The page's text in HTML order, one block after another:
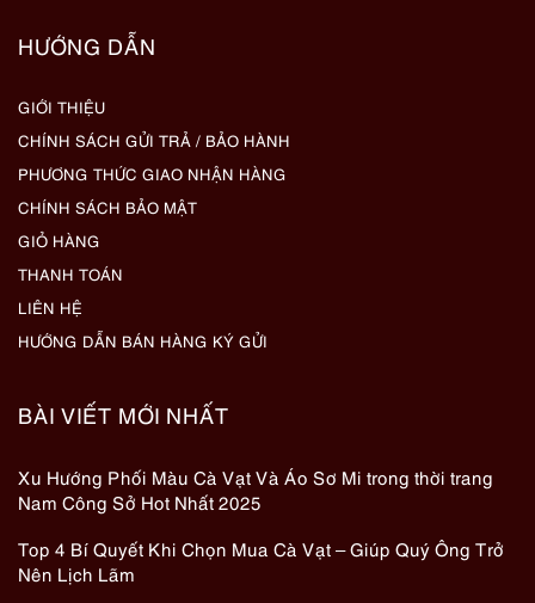
HƯỚNG DẪN
GIỚI THIỆU
CHÍNH SÁCH GỬI TRẢ / BẢO HÀNH
PHƯƠNG THỨC GIAO NHẬN HÀNG
CHÍNH SÁCH BẢO MẬT
GIỎ HÀNG
THANH TOÁN
LIÊN HỆ
HƯỚNG DẪN BÁN HÀNG KÝ GỬI
BÀI VIẾT MỚI NHẤT
Xu Hướng Phối Màu Cà Vạt Và Áo Sơ Mi trong thời trang
Nam Công Sở Hot Nhất 2025
Top 4 Bí Quyết Khi Chọn Mua Cà Vạt – Giúp Quý Ông Trở
Nên Lịch Lãm